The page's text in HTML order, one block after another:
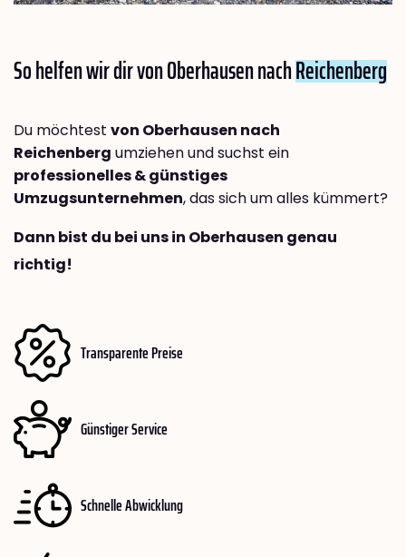
So helfen wir dir von Oberhausen nachReichenberg
Du möchtest von Oberhausen nach
Reichenberg umziehen und suchst ein
professionelles & günstiges
Umzugsunternehmen, das sich um alles kümmert?
Dann bist du bei uns in Oberhausen genau
richtig!
Transparente Preise
Günstiger Service
Schnelle Abwicklung